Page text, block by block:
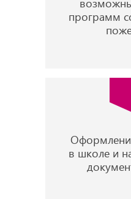
программ
в школе и